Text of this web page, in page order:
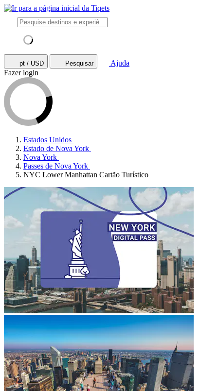
pt / USD Pesquisar
Ajuda
Fazer login
Estados Unidos
Estado de Nova York
Nova York
Passes de Nova York
NYC Lower Manhattan Cartão Turístico